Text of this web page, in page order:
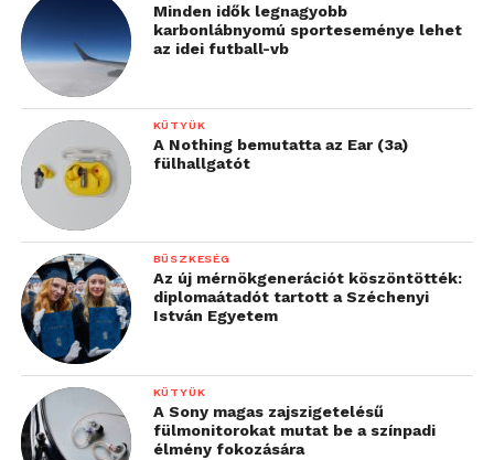
Minden idők legnagyobb
karbonlábnyomú sporteseménye lehet
az idei futball-vb
KÜTYÜK
A Nothing bemutatta az Ear (3a)
fülhallgatót
BÜSZKESÉG
Az új mérnökgenerációt köszöntötték:
diplomaátadót tartott a Széchenyi
István Egyetem
KÜTYÜK
A Sony magas zajszigetelésű
fülmonitorokat mutat be a színpadi
élmény fokozására